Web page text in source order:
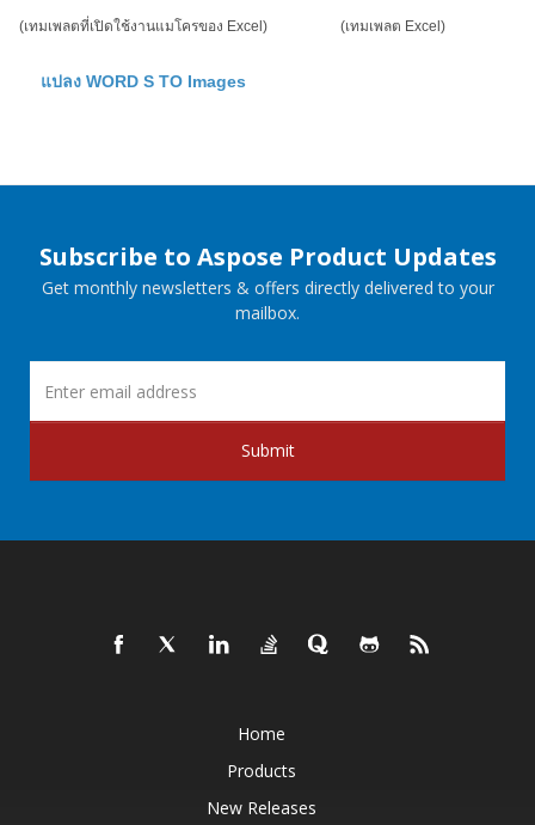
(เทมเพลตที่เปิดใช้งานแมโครของ Excel) (เทมเพลต Excel)
แปลง WORD S TO Images
Subscribe to Aspose Product Updates
Get monthly newsletters & offers directly delivered to your
mailbox.
Submit
Home
Products
New Releases